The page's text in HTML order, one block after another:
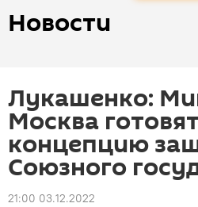
Новости
Лукашенко:
Москва
концепцию
Союзного
21:00 03.12.2022